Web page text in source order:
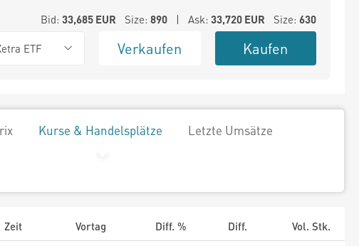
Bid: 33,685EUR Size: 890| Ask: 33,720EUR Size: 630
ETF Verkaufen Kaufen
Kurse & Handelsplätze Letzte Umsätze
Zeit Vortag Diff. % Diff.
Vol. Stk.